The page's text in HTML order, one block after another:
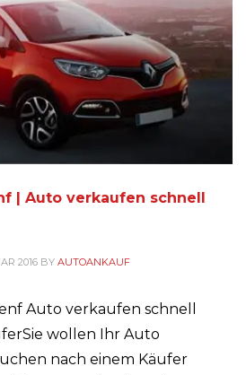
| Auto verkaufen schnell
2016 BY AUTOANKAUF
Auto verkaufen schnell
wollen Ihr Auto
nach einem Käufer